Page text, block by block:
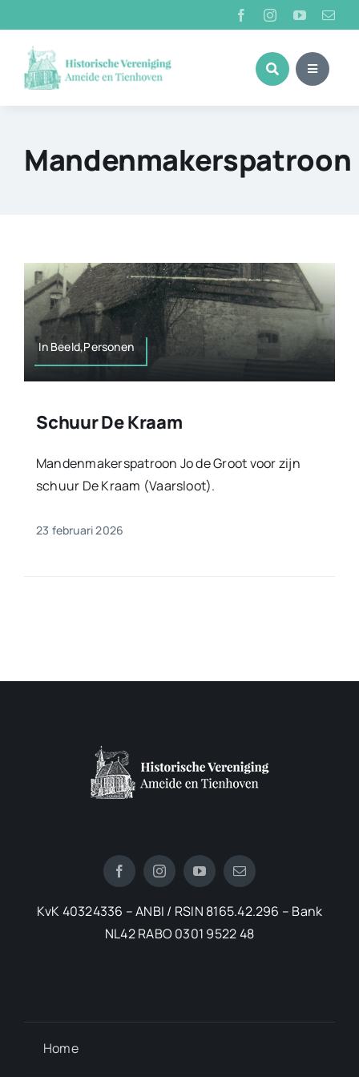
naar
inhoud
Mandenmakerspatroon
In Beeld,Personen
Schuur De Kraam
Mandenmakerspatroon Jo de Groot voor zijn
schuur De Kraam (Vaarsloot).
23 februari 2026
KvK 40324336 – ANBI / RSIN 8165.42.296 – Bank
NL42 RABO 0301 9522 48
Home